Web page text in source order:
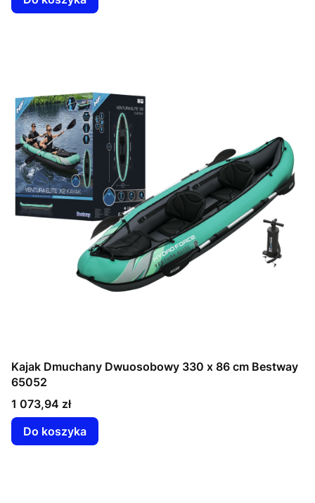
Kajak Dmuchany Dwuosobowy 330 x 86 cm Bestway
65052
Cena
1 073,94 zł
Do koszyka